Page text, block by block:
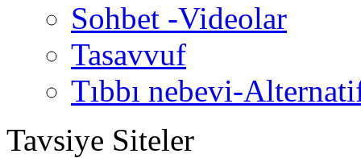
Sohbet -Videolar
Tasavvuf
Tıbbı nebevi-
Tavsiye Siteler